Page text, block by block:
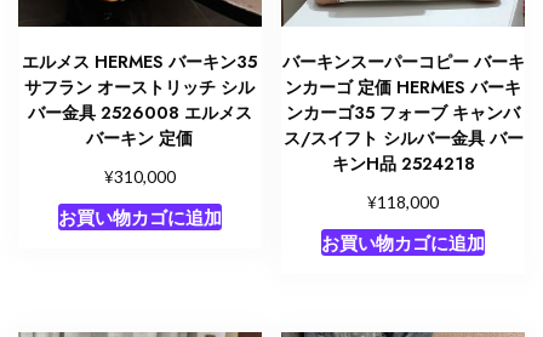
エルメス HERMES バーキン35
サフラン オーストリッチ シル
バー金具 2526008 エルメス
バーキン 定価
¥310,000
お買い物カゴに追加
バーキンスーパーコピー バーキ
ンカーゴ 定価 HERMES バーキ
ンカーゴ35 フォーブ キャンバ
ス/スイフト シルバー金具 バー
キンH品 2524218
¥118,000
お買い物カゴに追加